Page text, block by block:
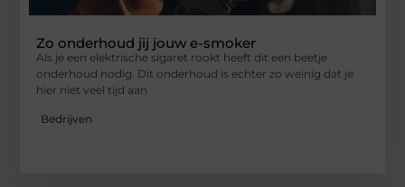
Zo onderhoud jij jouw e-smoker
Als je een elektrische sigaret rookt heeft dit een beetje
onderhoud nodig. Dit onderhoud is echter zo weinig dat je
hier niet veel tijd aan
Bedrijven